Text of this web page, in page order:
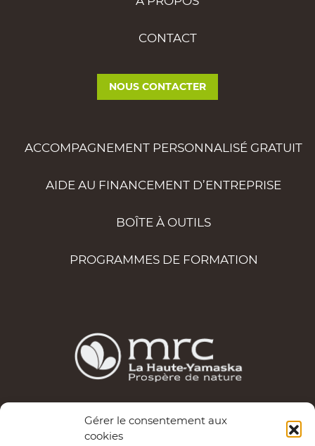
Gérer le consentement aux
cookies
CONTACT
NOUS CONTACTER
ACCOMPAGNEMENT PERSONNALISÉ GRATUIT
AIDE AU FINANCEMENT D’ENTREPRISE
BOÎTE À OUTILS
PROGRAMMES DE FORMATION
Les services d’Entrepreneuriat Haute-Yamaska sont
possibles grâce au financement de la MRC de La